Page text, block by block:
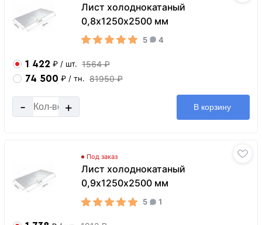
Лист холоднокатаный
0,8х1250х2500 мм
5 4
1 422 ₽ / шт. 1564 ₽
74 500 ₽ / тн. 81950 ₽
- + В корзину
Под заказ
Лист холоднокатаный
0,9х1250х2500 мм
5 1